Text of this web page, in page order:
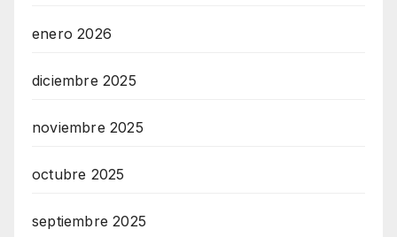
enero 2026
diciembre 2025
noviembre 2025
octubre 2025
septiembre 2025